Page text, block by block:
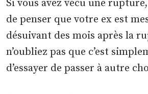
Si vous avez vécu une
de penser que votre ex est
désuivant des mois après la
n’oubliez pas que c’est
d’essayer de passer à autre